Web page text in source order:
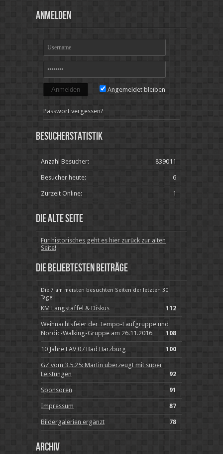
Anmelden
Angemeldet bleiben
Passwort vergessen?
Besucherstatistik
839011
Anzahl Besucher:
6
Besucher heute:
1
Zurzeit Online:
Die alte Seite
Für historisches geht es hier zurück zur alten
Seite!
Die beliebtesten Beiträge
Die 7 am meisten besuchten Seiten der letzten 30
Tage:
KM Langstaffel & Diskus 112
Weihnachtsfeier der Tempo-Laufgruppe und
Nordic-Walking-Gruppe am 26.11.2016
108
10 Jahre LAV 07 Bad Harzburg 100
GZ vom 3.5.25: Martin überzeugt mit super
Leistungen
92
Sponsoren 91
Impressum 87
Bildergalerien ergänzt 78
Archiv